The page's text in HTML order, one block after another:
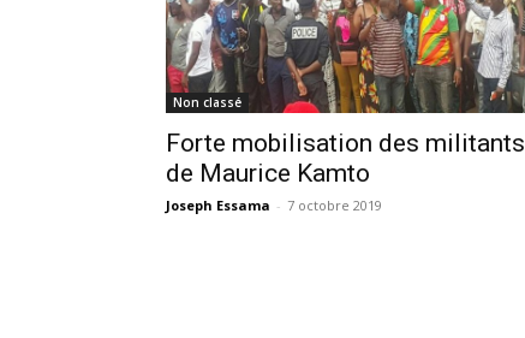
Non classé
Forte mobilisation des militants
de Maurice Kamto
Joseph Essama - 7 octobre 2019